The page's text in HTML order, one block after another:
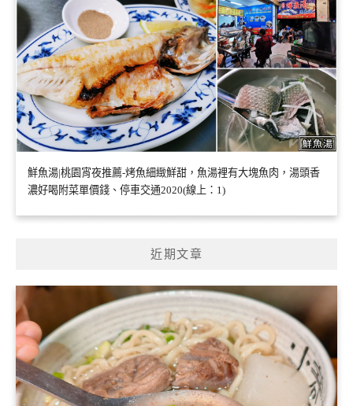
鮮魚湯|桃園宵夜推薦-烤魚細緻鮮甜，魚湯裡有大塊魚肉，湯頭香
濃好喝附菜單價錢、停車交通2020(線上：1)
近期文章